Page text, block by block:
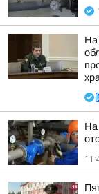
На
На